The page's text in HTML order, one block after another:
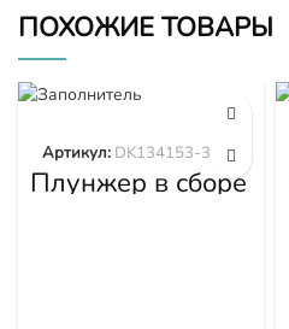
ПОХОЖИЕ ТОВАРЫ
Плунжер в сборе
DK134153-3520
Артикул: DK134153-3520